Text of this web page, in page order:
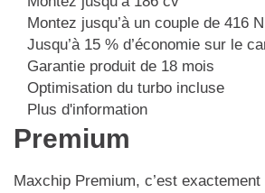
Montez jusqu’à un couple de 416
Jusqu’à 15 % d’économie sur le
Garantie produit de 18 mois
Optimisation du turbo incluse
Plus d'information
Premium
Maxchip Premium, c’est exactement